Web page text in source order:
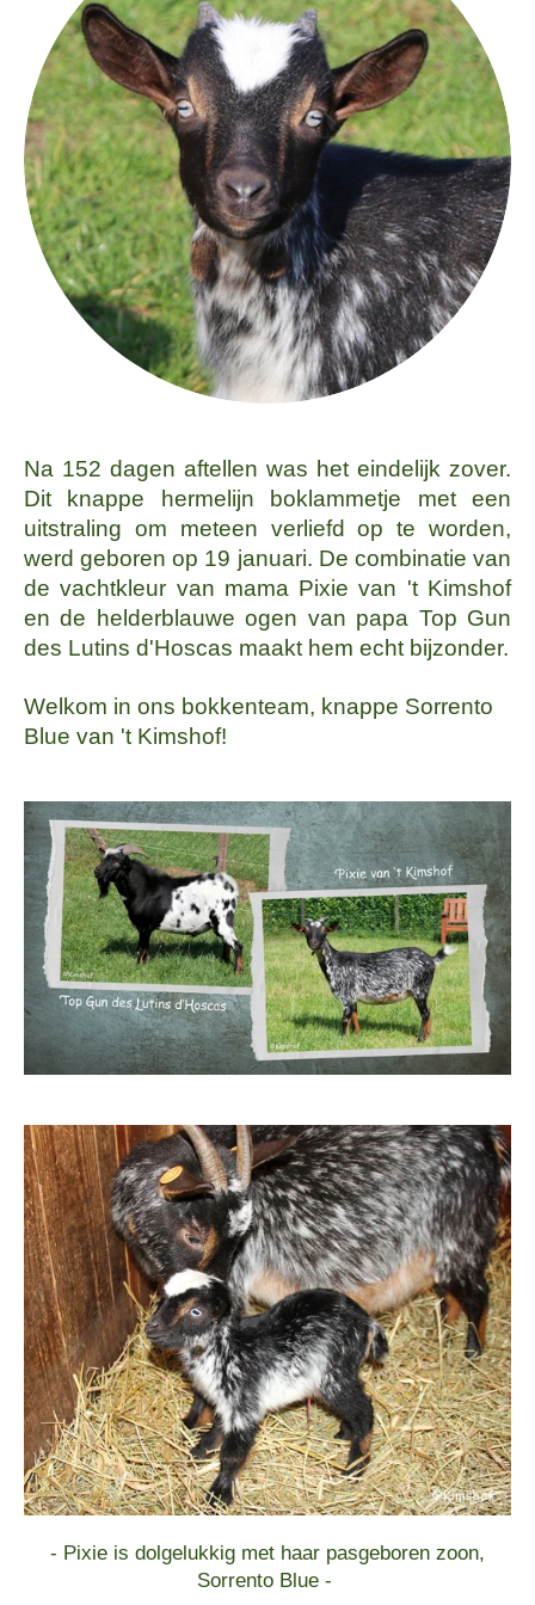
Na 152 dagen aftellen was het eindelijk zover.
Dit knappe hermelijn boklammetje met een
uitstraling om meteen verliefd op te worden,
werd geboren op 19 januari. De combinatie van
de vachtkleur van mama Pixie van 't Kimshof
en de helderblauwe ogen van papa Top Gun
des Lutins d'Hoscas maakt hem echt bijzonder.
Welkom in ons bokkenteam, knappe Sorrento
Blue van 't Kimshof!
- Pixie is dolgelukkig met haar pasgeboren zoon,
Sorrento Blue -